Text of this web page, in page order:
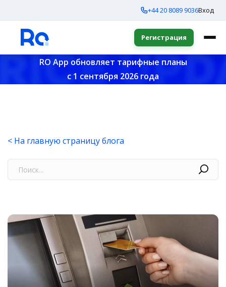
+44 20 8089 9036Вход
Регистрация
RO App обновляет тарифные планы
с 1 сентября 2026 года
< На главную страницу блога